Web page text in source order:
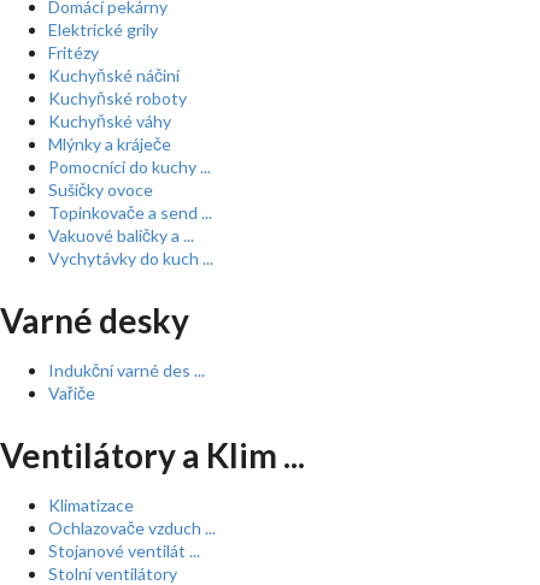
Domácí pekárny
Elektrické grily
Fritézy
Kuchyňské náčiní
Kuchyňské roboty
Kuchyňské váhy
Mlýnky a kráječe
Pomocníci do kuchy ...
Sušičky ovoce
Topinkovače a send ...
Vakuové baličky a ...
Vychytávky do kuch ...
Varné desky
Indukční varné des ...
Vařiče
Ventilátory a Klim ...
Klimatizace
Ochlazovače vzduch ...
Stojanové ventilát ...
Stolní ventilátory